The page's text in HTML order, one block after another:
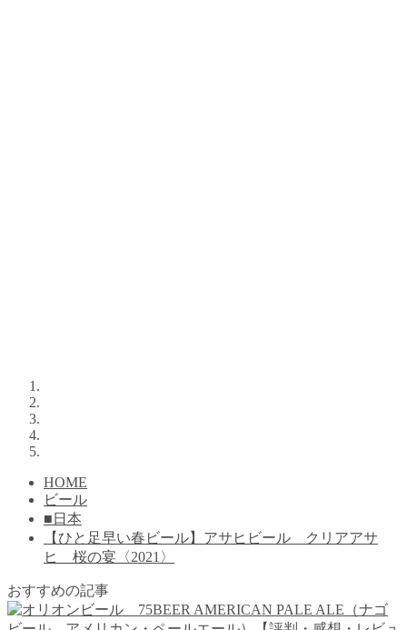
HOME
ビール
■日本
【ひと足早い春ビール】アサヒビール クリアアサ
ヒ 桜の宴〈2021〉
おすすめの記事